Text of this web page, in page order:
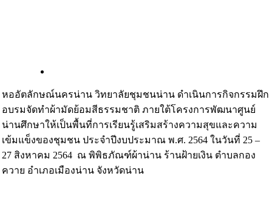
หออัตลักษณ์นครน่าน วิทยาลัยชุมชนน่าน ดำเนินการกิจกรรมฝึก
อบรมจัดทำผ้ามัดย้อมสีธรรมชาติ ภายใต้โครงการพัฒนาศูนย์
น่านศึกษาให้เป็นพื้นที่การเรียนรู้เสริมสร้างความสุขและความ
เข้มแข็งของชุมชน ประจำปีงบประมาณ พ.ศ. 2564 ในวันที่ 25 –
27 สิงหาคม 2564 ณ พิพิธภัณฑ์ผ้าน่าน ร้านฝ้ายเงิน ตำบลกอง
ควาย อำเภอเมืองน่าน จังหวัดน่าน